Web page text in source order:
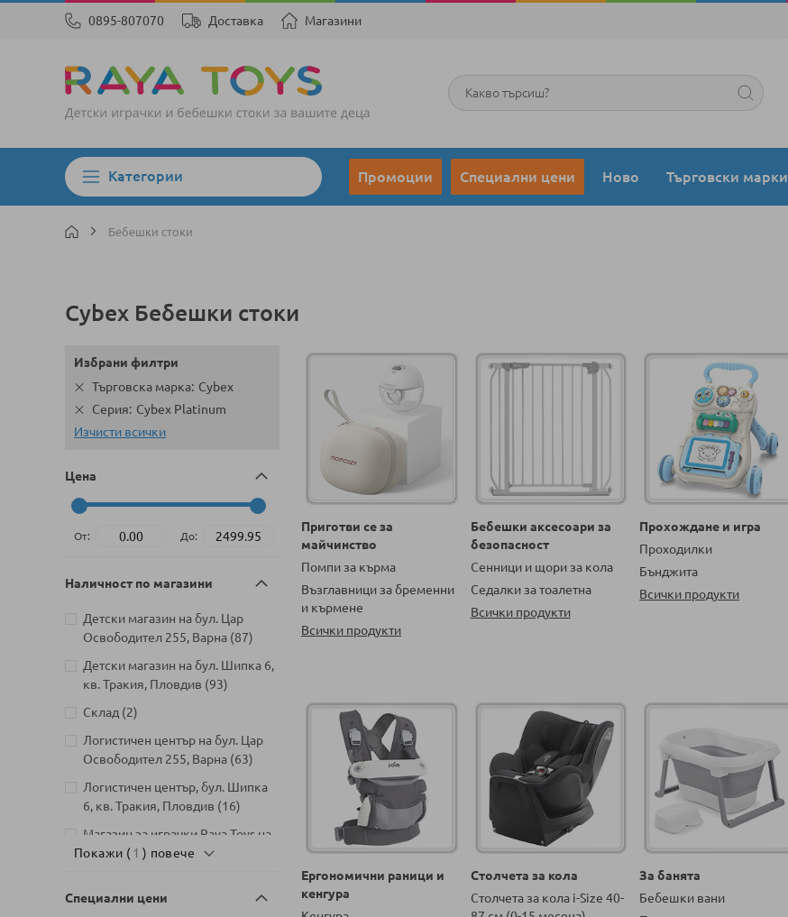
0895-807070 Доставка Магазини
Търсене
Категории Промоции Специални цени Ново Търговски марки
Бебешки стоки
Cybex Бебешки стоки
Приготви се за
майчинство
Помпи за кърма
Възглавници за бременни
и кърмене
Всички продукти
Бебешки аксесоари за
безопасност
Сенници и щори за кола
Седалки за тоалетна
Всички продукти
Прохождане и игра
Проходилки
Бънджита
Всички продукти
Ергономични раници и
кенгура
Столчета за кола
Столчета за кола i-Size 40-
За банята
Бебешки вани
Избрани филтри
Търговска марка Cybex
Серия
Cybex Platinum
Изчисти всички
Цена
От: До:
Наличност по магазини
Детски магазин на бул. Цар
Освободител 255, Варна 87
артикули
Детски магазин на бул. Шипка 6,
кв. Тракия, Пловдив 93
артикули
Склад
2
артикули
Логистичен център на бул. Цар
Освободител 255, Варна 63
артикули
Логистичен център, бул. Шипка
6, кв. Тракия, Пловдив
16
артикули
Магазин за играчки Raya Toys на
бул. България 110, София
Premium на бул. България 110,
Покажи (1 ) повече
Специални цени